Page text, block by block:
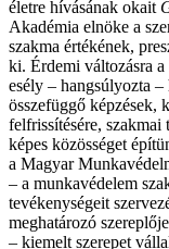
életre hívásának okait
Akadémia elnöke a
szakma értékének,
ki. Érdemi változásra
esély – hangsúlyozta –
összefüggő képzések,
felfrissítésére, szakmai
képes közösséget
a Magyar
– a munkavédelem
tevékenységeit
meghatározó
– kiemelt szerepet